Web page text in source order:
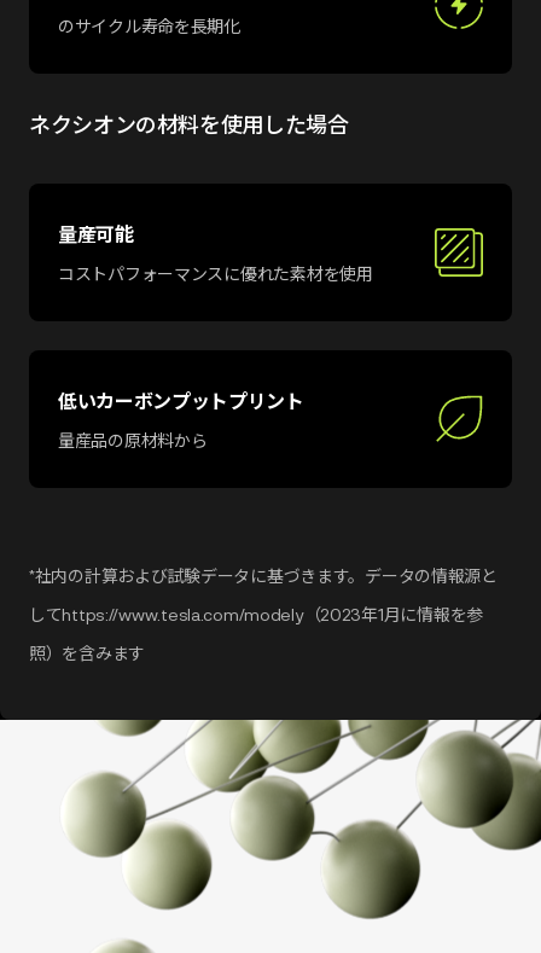
のサイクル寿命を長期化
ネクシオンの材料を使用した場合
量産可能
コストパフォーマンスに優れた素材を使用
低いカーボンプットプリント
量産品の原材料から
*社内の計算および試験データに基づきます。データの情報源と
してhttps://www.tesla.com/modely（2023年1月に情報を参
照）を含みます